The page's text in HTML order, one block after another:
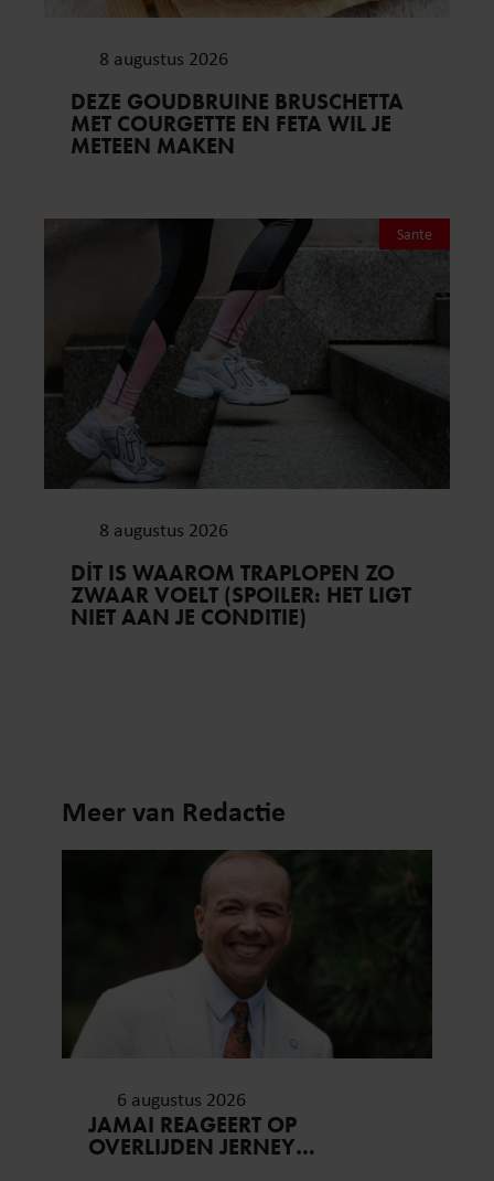
8 augustus 2026
DEZE GOUDBRUINE BRUSCHETTA
MET COURGETTE EN FETA WIL JE
METEEN MAKEN
Sante
8 augustus 2026
DÍT IS WAAROM TRAPLOPEN ZO
ZWAAR VOELT (SPOILER: HET LIGT
NIET AAN JE CONDITIE)
Meer van Redactie
6 augustus 2026
JAMAI REAGEERT OP
OVERLIJDEN JERNEY